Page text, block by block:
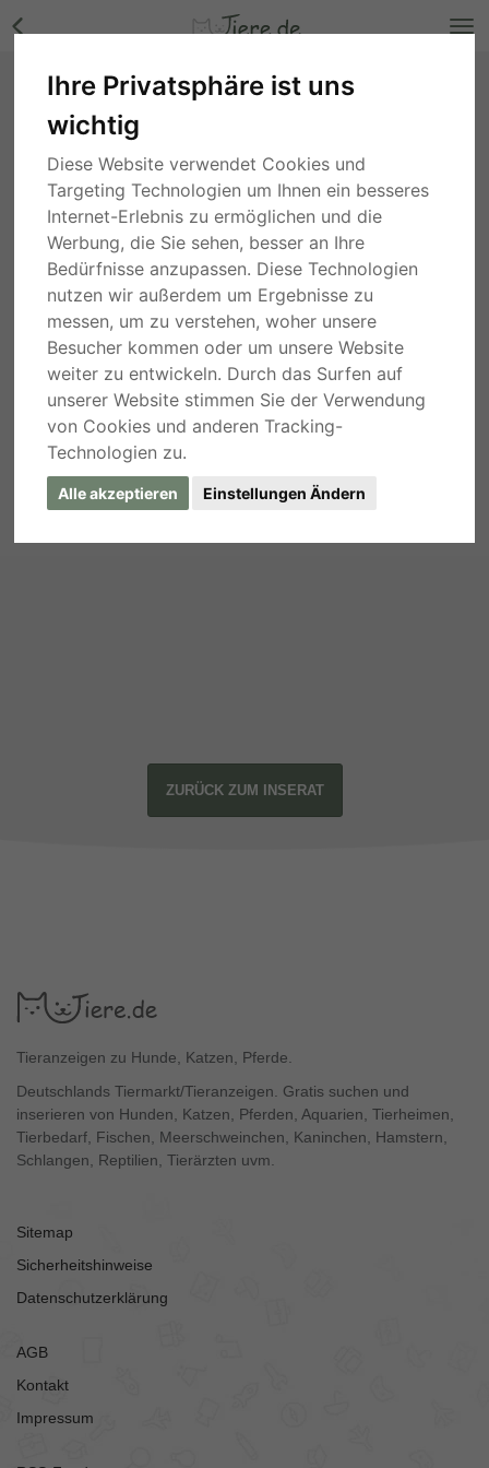
Ihre Privatsphäre ist uns
wichtig
Diese Website verwendet Cookies und
Targeting Technologien um Ihnen ein besseres
Internet-Erlebnis zu ermöglichen und die
Werbung, die Sie sehen, besser an Ihre
Bedürfnisse anzupassen. Diese Technologien
nutzen wir außerdem um Ergebnisse zu
messen, um zu verstehen, woher unsere
Besucher kommen oder um unsere Website
weiter zu entwickeln. Durch das Surfen auf
unserer Website stimmen Sie der Verwendung
von Cookies und anderen Tracking-
Technologien zu.
Alle akzeptieren Einstellungen Ändern
Cody, Nicht Bekannt - Rüde Bilder
Rheinland-Pfalz, vor 1 Jahr
ZURÜCK ZUM INSERAT
Tieranzeigen zu Hunde, Katzen, Pferde.
Deutschlands Tiermarkt/Tieranzeigen. Gratis suchen und
inserieren von Hunden, Katzen, Pferden, Aquarien, Tierheimen,
Tierbedarf, Fischen, Meerschweinchen, Kaninchen, Hamstern,
Schlangen, Reptilien, Tierärzten uvm.
Sitemap
Sicherheitshinweise
Datenschutzerklärung
AGB
Kontakt
Impressum